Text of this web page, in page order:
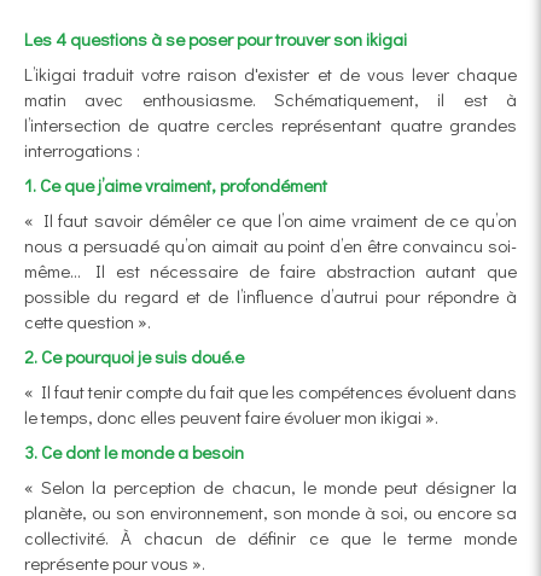
Les 4 questions à se poser pour trouver son ikigai
L’ikigai traduit votre raison d'exister et de vous lever chaque
matin avec enthousiasme. Schématiquement, il est à
l’intersection de quatre cercles représentant quatre grandes
interrogations :
1. Ce que j’aime vraiment, profondément
« Il faut savoir démêler ce que l’on aime vraiment de ce qu’on
nous a persuadé qu’on aimait au point d’en être convaincu soi-
même… Il est nécessaire de faire abstraction autant que
possible du regard et de l’influence d’autrui pour répondre à
cette question ».
2. Ce pourquoi je suis doué.e
« Il faut tenir compte du fait que les compétences évoluent dans
le temps, donc elles peuvent faire évoluer mon ikigai ».
3. Ce dont le monde a besoin
« Selon la perception de chacun, le monde peut désigner la
planète, ou son environnement, son monde à soi, ou encore sa
collectivité. À chacun de définir ce que le terme monde
représente pour vous ».